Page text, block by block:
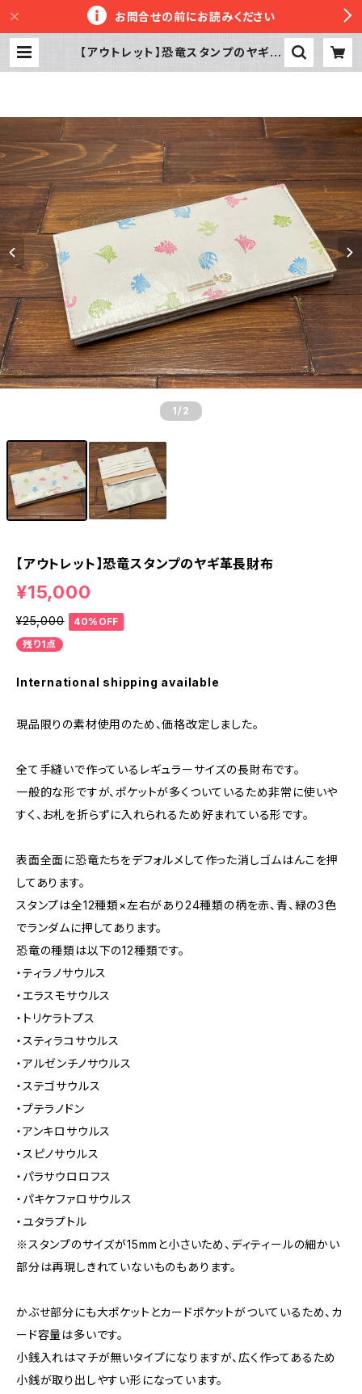
お問合せの前にお読みください
【アウトレット】恐竜スタンプのヤギ革
1 /2
【アウトレット】恐竜スタンプのヤギ革長財布
¥15,000
¥25,000
40%OFF
残り1点
International shipping available
現品限りの素材使用のため、価格改定しました。
全て手縫いで作っているレギュラーサイズの長財布です。
一般的な形ですが、ポケットが多くついているため非常に使いや
すく、お札を折らずに入れられるため好まれている形です。
表面全面に恐竜たちをデフォルメして作った消しゴムはんこを押
してあります。
スタンプは全12種類×左右があり24種類の柄を赤、青、緑の3色
でランダムに押してあります。
恐竜の種類は以下の12種類です。
・ティラノサウルス
・エラスモサウルス
・トリケラトプス
・スティラコサウルス
・アルゼンチノサウルス
・ステゴサウルス
・プテラノドン
・アンキロサウルス
・スピノサウルス
・パラサウロロフス
・パキケファロサウルス
・ユタラプトル
※スタンプのサイズが15mmと小さいため、ディティールの細かい
部分は再現しきれていないものもあります。
かぶせ部分にも大ポケットとカードポケットがついているため、カ
ード容量は多いです。
小銭入れはマチが無いタイプになりますが、広く作ってあるため
小銭が取り出しやすい形になっています。